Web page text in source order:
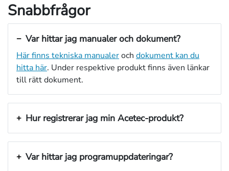
Snabbfrågor
Var hittar jag manualer och dokument?
Här finns tekniska manualeroch dokument kan du
hitta här. Under respektive produkt finns även länkar
till rätt dokument.
Hur registrerar jag min Acetec-produkt?
Var hittar jag programuppdateringar?